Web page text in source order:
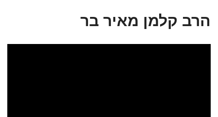
הרב קלמן מאיר בר